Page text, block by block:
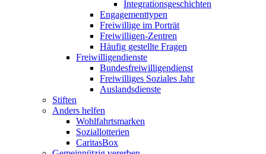
Integrationsgeschichten
Engagementtypen
Freiwillige im Porträt
Freiwilligen-Zentren
Häufig gestellte Fragen
Freiwilligendienste
Bundesfreiwilligendienst
Freiwilliges Soziales Jahr
Auslandsdienste
Stiften
Anders helfen
Wohlfahrtsmarken
Soziallotterien
CaritasBox